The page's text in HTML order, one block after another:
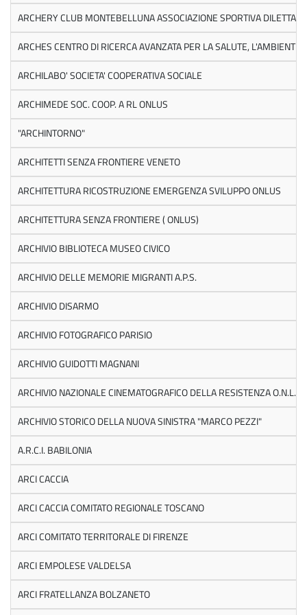
ARCHERY CLUB MONTEBELLUNA ASSOCIAZIONE SPORTIVA
ARCHES CENTRO DI RICERCA AVANZATA PER LA SALUTE, L'AMBIENTE
ARCHILABO' SOCIETA' COOPERATIVA SOCIALE
ARCHIMEDE SOC. COOP. A RL ONLUS
"ARCHINTORNO"
ARCHITETTI SENZA FRONTIERE VENETO
ARCHITETTURA RICOSTRUZIONE EMERGENZA SVILUPPO ONLUS
ARCHITETTURA SENZA FRONTIERE ( ONLUS)
ARCHIVIO BIBLIOTECA MUSEO CIVICO
ARCHIVIO DELLE MEMORIE MIGRANTI A.P.S.
ARCHIVIO DISARMO
ARCHIVIO FOTOGRAFICO PARISIO
ARCHIVIO GUIDOTTI MAGNANI
ARCHIVIO NAZIONALE CINEMATOGRAFICO DELLA RESISTENZA
ARCHIVIO STORICO DELLA NUOVA SINISTRA "MARCO PEZZI"
A.R.C.I. BABILONIA
ARCI CACCIA
ARCI CACCIA COMITATO REGIONALE TOSCANO
ARCI COMITATO TERRITORALE DI FIRENZE
ARCI EMPOLESE VALDELSA
ARCI FRATELLANZA BOLZANETO